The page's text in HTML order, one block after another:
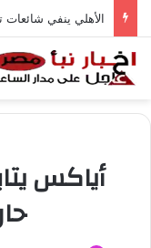
الأهلي ينفي
أياكس